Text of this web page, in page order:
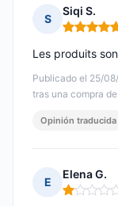
S
Siqi S.
Nota: 5 de
Publicado el 25/
tras una compra
Les produits
Opinión traducida
E
Elena G.
Nota: 1 de